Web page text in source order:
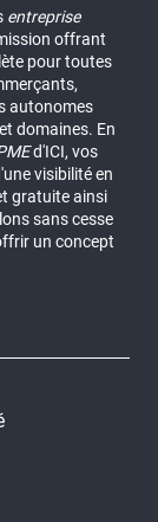
entreprise
offrant
pour toutes
autonomes
domaines. En
d'ICI, vos
visibilité en
gratuite ainsi
sans cesse
un concept